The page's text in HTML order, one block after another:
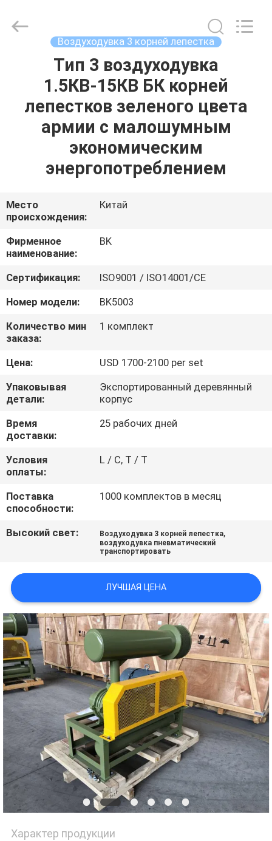
ПРОДУКТЫ
РОЛИКИ
НАС
ПУТЕШЕСТВИЕ
ФАБРИКИ
ПРОВЕРКА
КАЧЕСТВА
СВЯЖИТЕСЬ
МЫ
СПРОСИТЕ
ЦИТАТУ
COMPANY
NEWS
КАРТА
PRIVACY
POLICY
(Jiangsu)
Воздуходувка 3 корней лепестка
Тип 3 воздуходувка
1.5КВ-15КВ БК корней
лепестков зеленого цвета
армии с малошумным
экономическим
энергопотреблением
Место
происхождения:
Китай
Фирменное
наименование:
BK
Сертификация:
ISO9001 / ISO14001/CE
Номер модели:
BK5003
Количество мин
заказа:
1 комплект
Цена:
USD 1700-2100 per set
Упаковывая
детали:
Экспортированный деревянный
корпус
Время
доставки:
25 рабочих дней
Условия
оплаты:
L / C, T / T
Поставка
способности:
1000 комплектов в месяц
Высокий свет: Воздуходувка 3 корней лепестка,
воздуходувка пневматический
транспортировать
ЛУЧШАЯ ЦЕНА
Характер продукции